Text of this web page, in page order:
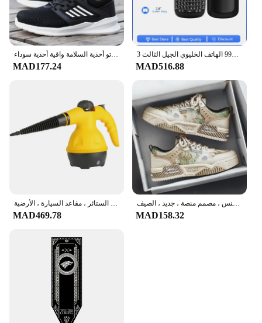
MAD177.24
بلاك بيري 9900 مجدد-الأصلي بلاك بيري 9900 الهاتف الخليوي الجيل الثالث 3G QWERTY + شاشة تعمل باللمس 2.8 'واي فاي لتحديد المواقع 5.0MP 8GB ROM بلاك بيري
MAD516.88
MAD469.78 MAD158.32